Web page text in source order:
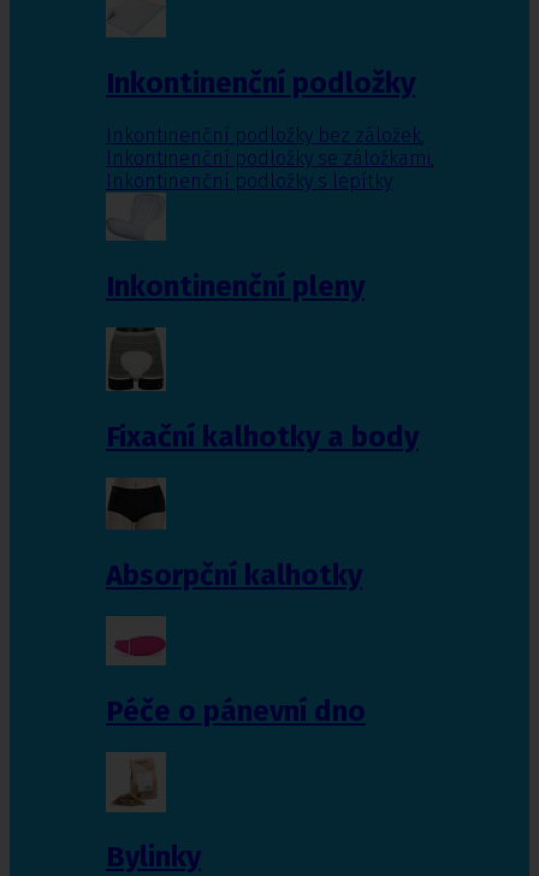
Inkontinenční podložky
Inkontinenční podložky bez záložek,
Inkontinenční podložky se záložkami,
Inkontinenční podložky s lepítky
Inkontinenční pleny
Fixační kalhotky a body
Absorpční kalhotky
Péče o pánevní dno
Bylinky